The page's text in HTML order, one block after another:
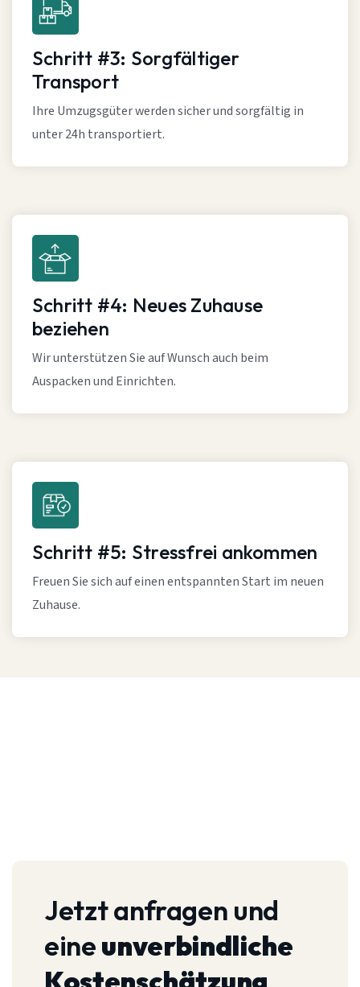
Schritt #3: Sorgfältiger
Transport
Ihre Umzugsgüter werden sicher und sorgfältig in
unter 24h transportiert.
Schritt #4: Neues Zuhause
beziehen
Wir unterstützen Sie auf Wunsch auch beim
Auspacken und Einrichten.
Schritt #5: Stressfrei ankommen
Freuen Sie sich auf einen entspannten Start im neuen
Zuhause.
Jetzt anfragen und
eineunverbindliche